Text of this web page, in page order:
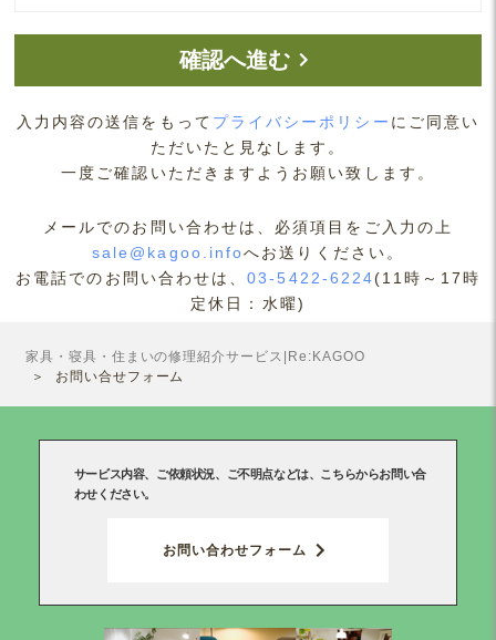
確認へ進む
入力内容の送信をもって プライバシーポリシー にご同意い
ただいたと見なします。
一度ご確認いただきますようお願い致します。
メールでのお問い合わせは、必須項目をご入力の上
sale@kagoo.infoへお送りください。
お電話でのお問い合わせは、03-5422-6224(11時～17時
定休日：水曜)
家具・寝具・住まいの修理紹介サービス|Re:KAGOO
お問い合せフォーム
サービス内容、ご依頼状況、ご不明点などは、こちらからお問い合
わせください。
お問い合わせフォーム